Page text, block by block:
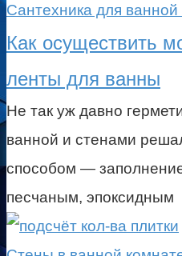
Сантехника для
Как осуществить
ленты для ванны
Не так уж давно
ванной и стенами
способом —
песчаным, эпоксидным